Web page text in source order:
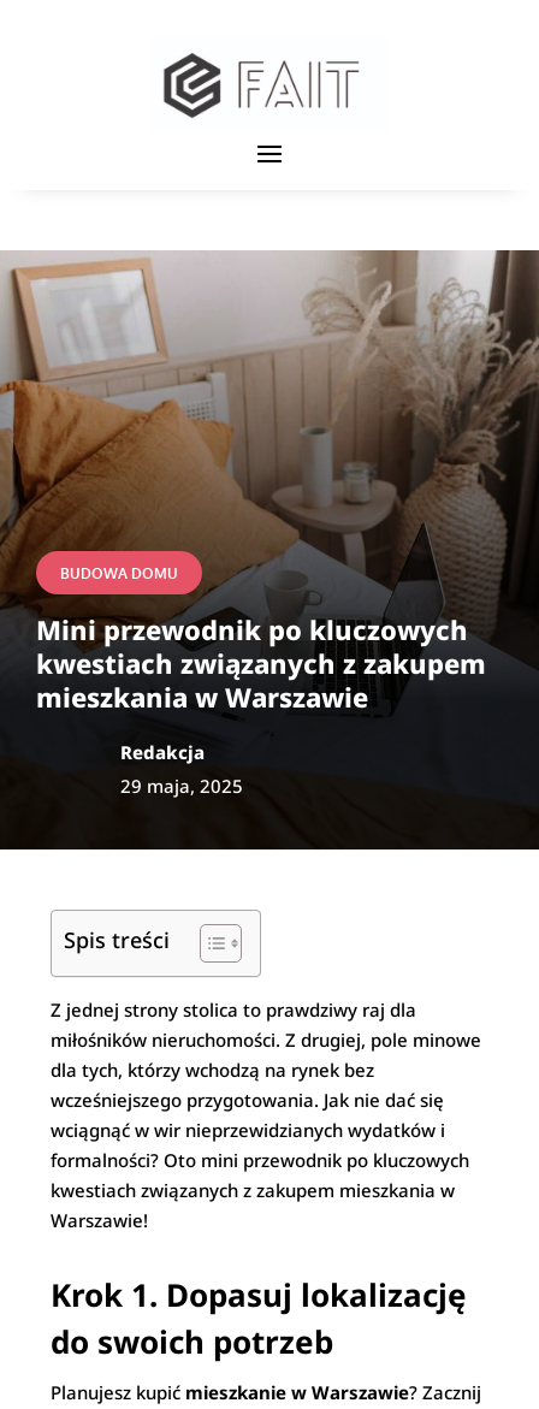
BUDOWA DOMU
Mini przewodnik po kluczowych
kwestiach związanych z zakupem
mieszkania w Warszawie
Redakcja
29 maja, 2025
Spis treści
Z jednej strony stolica to prawdziwy raj dla
miłośników nieruchomości. Z drugiej, pole minowe
dla tych, którzy wchodzą na rynek bez
wcześniejszego przygotowania. Jak nie dać się
wciągnąć w wir nieprzewidzianych wydatków i
formalności? Oto mini przewodnik po kluczowych
kwestiach związanych z zakupem mieszkania w
Warszawie!
Krok 1. Dopasuj lokalizację
do swoich potrzeb
Planujesz kupić mieszkanie w Warszawie? Zacznij